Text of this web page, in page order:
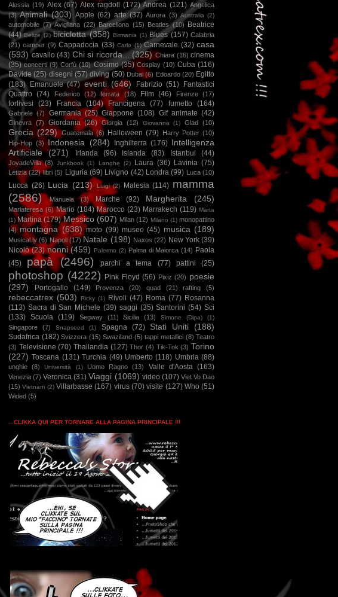
Alessia (19) Alex (67) Alex ragdoll (172) Andrea (121) Angelica
(3) Animali (303) Apple (62) arte (37) Aurora (3) Australia (2)
automobile (7) Avigliana (22) Barcellona (15) Beatles (10)
Beatrice
(44) Belize (2) bicicletta (358) Birmania (1) Blues (157) Calabria
(21) camper (9) Cappadocia (33) Carlo (1) Carnevale (32) casa
(593) cavallo (43) Chi si ricorda... (325) Chiara (16) cinema
(35) concerti (9) Corfù (10) Cosimo (35) Cosplay (10) Cuba (116)
Davide (25) disegni (57) diving (50) Dubai (6) Edoardo (20) Egitto
(183)
Emanuele (47) eventi (646) Fabrizio (51)
Fantastici
Quattro (74) Federico (12) ferrata (18) Film (46) Firenze (17)
forlivesi (23) Francia (104) Francigena (77) fumetto (164)
Gabriele (7) Germania (25) Giappone (108) Gif animate (42)
Ginevra (7) Giordania (26) Giorgia (12) Giovanna (1) Glad (10)
Grecia (229) Guatemala (6) Halloween (79) Harry Potter (10)
Hip-Hop (3) Indonesia (284) Inghilterra (176) Intelligenza
Artificiale
(271) Irlanda (96) Islanda (83) Istanbul (44)
JoyadeVilla (8) Junkbook (1) Langhe (2) Laura (36) Lavinia (75)
Letizia (22) libri (5) Liguria (69) Livigno (42) Londra (99) Luca (10)
Lucca (26) Lucia (213) Luigi (2) Malesia (114) mamma
(2586)
Manuela (3) Marche (92) Margherita (245)
Mariateresa (6) Mario (184) Marocco (23) Marrakech (119) Marta
(1) Martina (179) Messico (607) Milan (12) Milano (1) monopattino
(4) montagna (638) moto (99) museo (45) musica (189)
Musical.ly (6) Napoli (17) Natale (198) Naxos (22) New York (39)
Nicolò (23) nonni (459) Palermo (2) Palma di Maiorca (14) Paola
(45)
papà (2496) parchi a tema (77) pattini (25)
photoshop (4222) Pink Floyd (56) Pixiz (20) poesie
(297)
Portogallo (149) Provenza (20) quad (21) rafting (5)
rebeccatrex (503) Ricky (1) Rivoli (47) Roma (77) Rosanna
(113) Sacra di San Michele (39) saggi (35) Santorini (54) Sci
(133) Scuola (119) Segway (11) Sicilia (13) Simone (Dipa) (1)
Singapore (7) Snapseed (1) Spagna (72) Stati Uniti (188)
Sudafrica (182) Svizzera (15) Swaziland (5) tappi metallici (8) Teatro
(3) Televisione (70) Thailandia (127) Thor (4) Tik-Tok (3) Torino
(227) Toscana (131) Turchia (49) Umberto (118) Umbria (88)
unghie (8) Università (1) Uomo Ragno (13) Valle d'Aosta (163)
Venezia (7) Veronica (31) Viaggi (1069) video (107) Viet Vo Dao
(15) Vietnam (2) Villarbasse (167) virus (70) visite (127) Who (51)
Wided (5)
...CLIKKA QUI PER TORNARE ALLA PAGINA PRINCIPALE !!!